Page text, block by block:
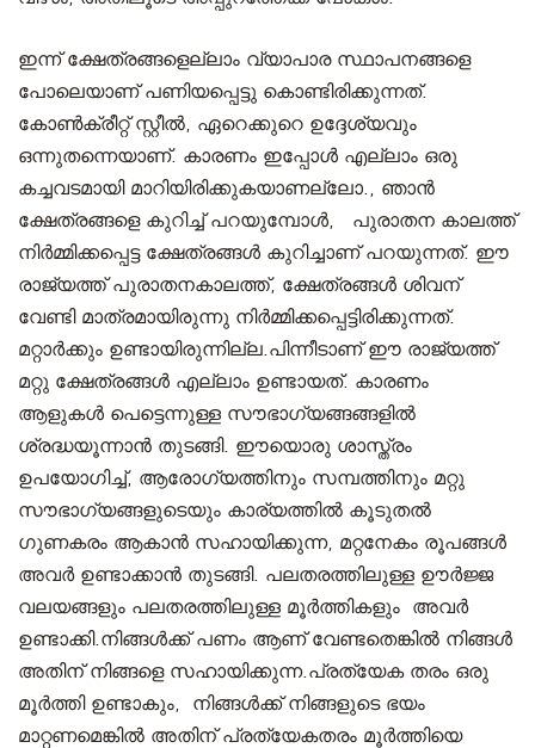
ഇന്ന് ക്ഷേത്രങ്ങളെല്ലാം വ്യാപാര സ്ഥാപനങ്ങളെ
പോലെയാണ് പണിയപ്പെട്ടു കൊണ്ടിരിക്കുന്നത്.
കോൺക്രീറ്റ് സ്റ്റീൽ, ഏറെക്കുറെ ഉദ്ദേശ്യവും
ഒന്നുതന്നെയാണ്. കാരണം ഇപ്പോൾ എല്ലാം ഒരു
കച്ചവടമായി മാറിയിരിക്കുകയാണല്ലോ., ഞാൻ
ക്ഷേത്രങ്ങളെ കുറിച്ച് പറയുമ്പോൾ, പുരാതന കാലത്ത്
നിർമ്മിക്കപ്പെട്ട ക്ഷേത്രങ്ങൾ കുറിച്ചാണ് പറയുന്നത്. ഈ
രാജ്യത്ത് പുരാതനകാലത്ത്, ക്ഷേത്രങ്ങൾ ശിവന്
വേണ്ടി മാത്രമായിരുന്നു നിർമ്മിക്കപ്പെട്ടിരിക്കുന്നത്.
മറ്റാർക്കും ഉണ്ടായിരുന്നില്ല.പിന്നീടാണ് ഈ രാജ്യത്ത്
മറ്റു ക്ഷേത്രങ്ങൾ എല്ലാം ഉണ്ടായത്. കാരണം
ആളുകൾ പെട്ടെന്നുള്ള സൗഭാഗ്യങ്ങങ്ങളിൽ
ശ്രദ്ധയൂന്നാൻ തുടങ്ങി. ഈയൊരു ശാസ്ത്രം
ഉപയോഗിച്ച്, ആരോഗ്യത്തിനും സമ്പത്തിനും മറ്റു
സൗഭാഗ്യങ്ങളുടെയും കാര്യത്തിൽ കൂടുതൽ
ഗുണകരം ആകാൻ സഹായിക്കുന്ന, മറ്റനേകം രൂപങ്ങൾ
അവർ ഉണ്ടാക്കാൻ തുടങ്ങി. പലതരത്തിലുള്ള ഊർജ്ജ
വലയങ്ങളും പലതരത്തിലുള്ള മൂർത്തികളും അവർ
ഉണ്ടാക്കി.നിങ്ങൾക്ക് പണം ആണ് വേണ്ടതെങ്കിൽ നിങ്ങൾ
അതിന് നിങ്ങളെ സഹായിക്കുന്ന.പ്രത്യേക തരം ഒരു
മൂർത്തി ഉണ്ടാകും, നിങ്ങൾക്ക് നിങ്ങളുടെ ഭയം
മാറ്റണമെങ്കിൽ അതിന് പ്രത്യേകതരം മൂർത്തിയെ